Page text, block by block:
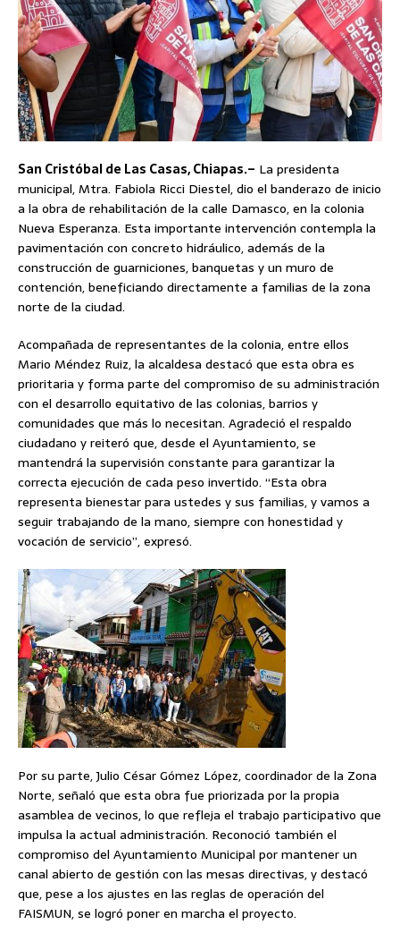
San Cristóbal de Las Casas, Chiapas.– La presidenta
municipal, Mtra. Fabiola Ricci Diestel, dio el banderazo de inicio
a la obra de rehabilitación de la calle Damasco, en la colonia
Nueva Esperanza. Esta importante intervención contempla la
pavimentación con concreto hidráulico, además de la
construcción de guarniciones, banquetas y un muro de
contención, beneficiando directamente a familias de la zona
norte de la ciudad.
Acompañada de representantes de la colonia, entre ellos
Mario Méndez Ruiz, la alcaldesa destacó que esta obra es
prioritaria y forma parte del compromiso de su administración
con el desarrollo equitativo de las colonias, barrios y
comunidades que más lo necesitan. Agradeció el respaldo
ciudadano y reiteró que, desde el Ayuntamiento, se
mantendrá la supervisión constante para garantizar la
correcta ejecución de cada peso invertido. “Esta obra
representa bienestar para ustedes y sus familias, y vamos a
seguir trabajando de la mano, siempre con honestidad y
vocación de servicio”, expresó.
Por su parte, Julio César Gómez López, coordinador de la Zona
Norte, señaló que esta obra fue priorizada por la propia
asamblea de vecinos, lo que refleja el trabajo participativo que
impulsa la actual administración. Reconoció también el
compromiso del Ayuntamiento Municipal por mantener un
canal abierto de gestión con las mesas directivas, y destacó
que, pese a los ajustes en las reglas de operación del
FAISMUN, se logró poner en marcha el proyecto.